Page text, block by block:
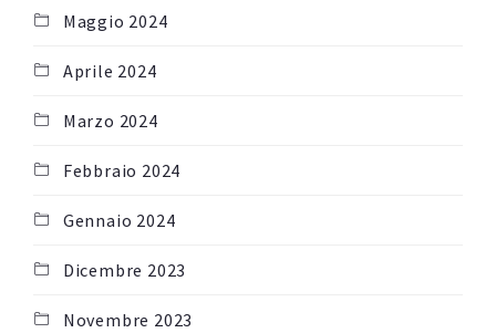
Maggio 2024
Aprile 2024
Marzo 2024
Febbraio 2024
Gennaio 2024
Dicembre 2023
Novembre 2023